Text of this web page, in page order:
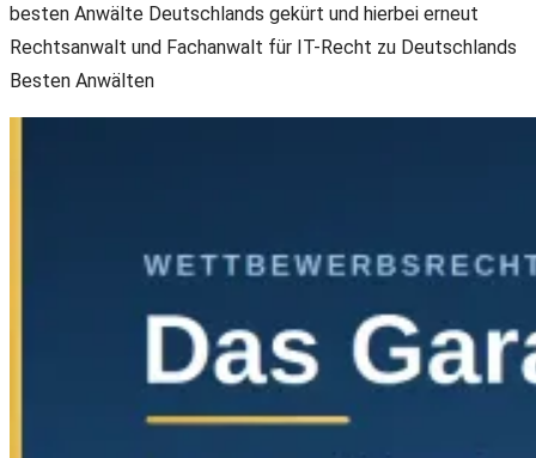
besten Anwälte Deutschlands gekürt und hierbei erneut
Rechtsanwalt und Fachanwalt für IT-Recht zu Deutschlands
Besten Anwälten